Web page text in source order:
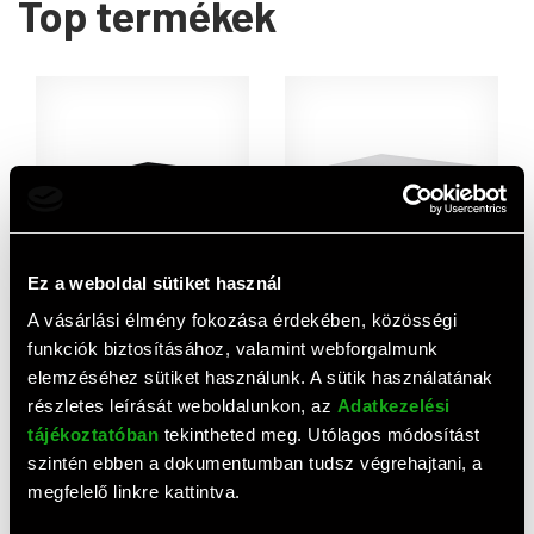
Ez a weboldal sütiket használ
A vásárlási élmény fokozása érdekében, közösségi
funkciók biztosításához, valamint webforgalmunk
elemzéséhez sütiket használunk. A sütik használatának
részletes leírását weboldalunkon, az Adatkezelési
tájékoztatóban tekintheted meg. Utólagos módosítást
szintén ebben a dokumentumban tudsz végrehajtani, a
megfelelő linkre kattintva.
Top termékek
LG GP57EB40 DVD-író (USB,
9 070 HUF
LG GP57EW40 DVD-író (USB,
fehér, BOX, slim)
9 070 HUF